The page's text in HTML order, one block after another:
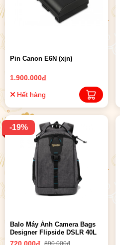
Pin Canon E6N (xịn)
1.900.000đ
Hết hàng
-19%
Balo Máy Ảnh Camera Bags
Designer Flipside DSLR 40L
890.000đ